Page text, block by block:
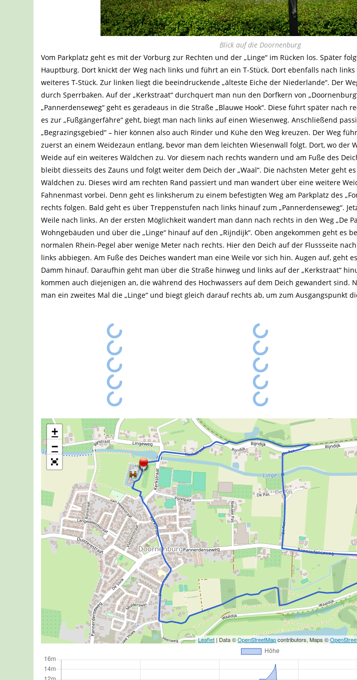
Blick auf die Doornenburg
Vom Parkplatz geht es mit der Vorburg zur Rechten und der „Linge“ im Rücken los. Später
Hauptburg. Dort knickt der Weg nach links und führt an ein T-Stück. Dort ebenfalls nach
weiteres T-Stück. Zur linken liegt die beeindruckende „älteste Eiche der Niederlande“. Der
durch Sperrbaken. Auf der „Kerkstraat“ durchquert man nun den Dorfkern von
„Pannerdenseweg“ geht es geradeaus in die Straße „Blauwe Hook“. Diese führt später nach
es zur „Fußgängerfähre“ geht, biegt man nach links auf einen Wiesenweg. Anschließend
„Begrazingsgebied“ – hier können also auch Rinder und Kühe den Weg kreuzen. Der Weg
zuerst an einem Weidezaun entlang, bevor man dem leichten Wiesenwall folgt. Dort, wo der
Weide auf ein weiteres Wäldchen zu. Vor diesem nach rechts wandern und am Fuße des
bleibt diesseits des Zauns und folgt weiter dem Deich der „Waal“. Die nächsten Meter geht
Wäldchen zu. Dieses wird am rechten Rand passiert und man wandert über eine weitere
Fahnenmast vorbei. Denn geht es linksherum zu einem befestigten Weg am Parkplatz des
rechts folgen. Bald geht es über Treppenstufen nach links hinauf zum „Pannerdenseweg“.
Weile nach links. An der ersten Möglichkeit wandert man dann nach rechts in den Weg „De
Wohngebäuden und über die „Linge“ hinauf auf den „Rijndijk“. Oben angekommen geht es
normalen Rhein-Pegel aber wenige Meter nach rechts. Hier den Deich auf der Flussseite
links abbiegen. Am Fuße des Deiches wandert man eine Weile vor sich hin. Augen auf, geht
Damm hinauf. Daraufhin geht man über die Straße hinweg und links auf der „Kerkstraat“
kommen auch diejenigen an, die während des Hochwassers auf dem Deich gewandert sind.
man ein zweites Mal die „Linge“ und biegt gleich darauf rechts ab, um zum Ausgangspunkt
+
−
Leaflet | Data ©OpenStreetMapcontributors, Maps ©